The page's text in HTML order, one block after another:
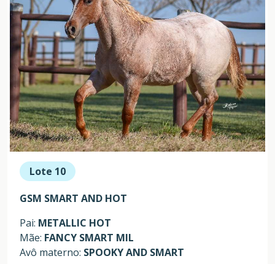
Lote 10
GSM SMART AND HOT
Pai: METALLIC HOT
Mãe: FANCY SMART MIL
Avô materno: SPOOKY AND SMART